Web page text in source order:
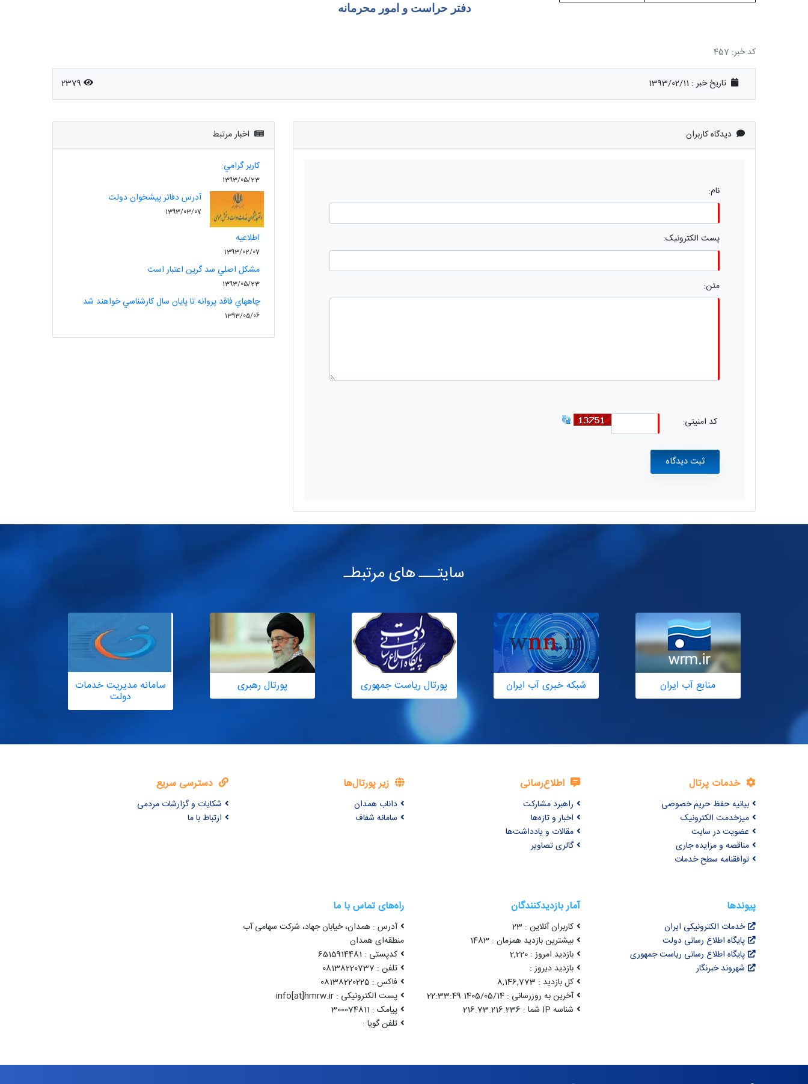
دفتر حراست و امور محرمانه
کد خبر: 457
تاریخ خبر : 1393/02/11 2379
دیدگاه کاربران
نام:
پست الکترونیک:
متن:
کد امنیتی:
اخبار مرتبط
کاربر گرامي:
1393/05/23
آدرس دفاتر پيشخوان دولت
1393/03/07
اطلاعيه
1393/02/07
مشکل اصلي سد گرين اعتبار است
1393/05/23
چاههاي فاقد پروانه تا پايان سال کارشناسي خواهند شد
1393/05/06
سایتـــ های مرتبطـ
منابع آب ایران شبکه خبری آب ایران پورتال ریاست جمهوری پورتال رهبری سامانه مدیریت خدمات
دولت
خدمات پرتال
بیانیه حفظ حریم خصوصی
میزخدمت الکترونیک
عضویت در سایت
مناقصه و مزایده جاری
توافقنامه سطح خدمات
اطلاع‌رسانی
راهبرد مشارکت
اخبار و تازه‌ها
مقالات و یادداشت‌ها
گالری تصاویر
زیر پورتال‌ها
داناب همدان
سامانه شفاف
دسترسی سریع
شکایات و گزارشات مردمی
ارتباط با ما
پیوندها
خدمات الکترونیکی ایران
پایگاه اطلاع رسانی دولت
پایگاه اطلاع رسانی ریاست جمهوری
شهروند خبرنگار
آمار بازدیدکنندگان
کاربران آنلاین : 23
بیشترین بازدید همزمان : 1483
بازدید امروز : 2,220
بازدید دیروز :
کل بازدید : 8,146,773
آخرین به روزرسانی : 1405/05/14 22:33:49
شناسه IP شما : 216.73.216.236
راه‌های تماس با ما
آدرس : همدان، خیابان جهاد، شرکت سهامی آب
منطقه‌ای همدان
کدپستی : 6515914481
تلفن : 08138220737
فاکس : 08138220225
پست الکترونیکی : info[at]hmrw.ir
پیامک : 300074811
تلفن گویا :